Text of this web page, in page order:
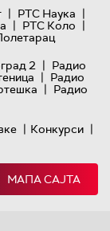
| РТС Наука |
| РТС Коло |
2 | Радио
| Радио
| Радио
| Конкурси |
МАПА САЈТА